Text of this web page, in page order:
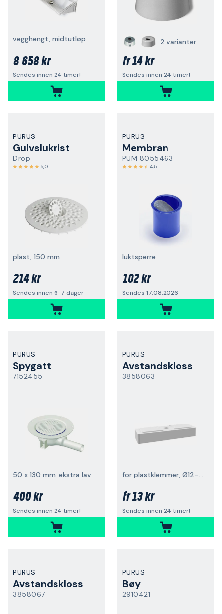
vegghengt, midtutløp
8 658 kr
Sendes innen 24 timer!
2 varianter
fr14 kr
Sendes innen 24 timer!
PURUS
Gulvslukrist
Drop
5,0
plast, 150 mm
214 kr
Sendes innen 6-7 dager
PURUS
Membran
PUM 8055463
4,5
luktsperre
102 kr
Sendes 17.08.2026
PURUS
Spygatt
7152455
50 x 130 mm, ekstra lav
400 kr
Sendes innen 24 timer!
PURUS
Avstandskloss
3858063
for plastklemmer, Ø12–16
fr13 kr
Sendes innen 24 timer!
PURUS
Avstandskloss
3858067
PURUS
Bøy
2910421